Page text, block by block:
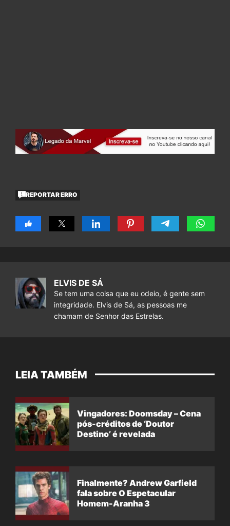
REPORTAR ERRO
ELVIS DE SÁ
Se tem uma coisa que eu odeio, é gente sem
integridade. Elvis de Sá, as pessoas me
chamam de Senhor das Estrelas.
LEIA TAMBÉM
Vingadores: Doomsday – Cena
pós-créditos de ‘Doutor
Destino’ é revelada
Finalmente? Andrew Garfield
fala sobre O Espetacular
Homem-Aranha 3